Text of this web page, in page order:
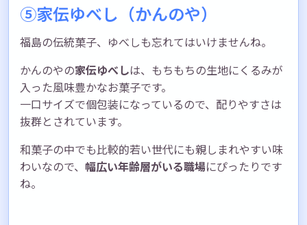
⑤家伝ゆべし（かんのや）
福島の伝統菓子、ゆべしも忘れてはいけませんね。
かんのやの家伝ゆべしは、もちもちの生地にくるみが
入った風味豊かなお菓子です。
一口サイズで個包装になっているので、配りやすさは
抜群とされています。
和菓子の中でも比較的若い世代にも親しまれやすい味
わいなので、 幅広い年齢層がいる職場にぴったりです
ね。